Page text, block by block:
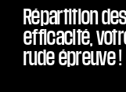
Répartition
efficacité,
rude épreuve !